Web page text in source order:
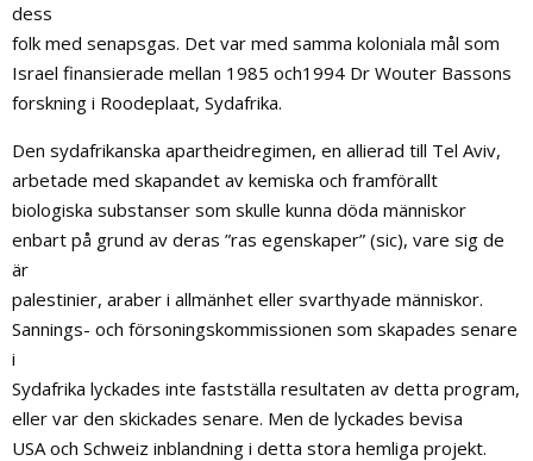
dess
folk med senapsgas. Det var med samma koloniala mål som
Israel finansierade mellan 1985 och1994 Dr Wouter Bassons
forskning i Roodeplaat, Sydafrika.
Den sydafrikanska apartheidregimen, en allierad till Tel Aviv,
arbetade med skapandet av kemiska och framförallt
biologiska substanser som skulle kunna döda människor
enbart på grund av deras ”ras egenskaper” (sic), vare sig de
är
palestinier, araber i allmänhet eller svarthyade människor.
Sannings- och försoningskommissionen som skapades senare
i
Sydafrika lyckades inte fastställa resultaten av detta program,
eller var den skickades senare. Men de lyckades bevisa
USA och Schweiz inblandning i detta stora hemliga projekt.